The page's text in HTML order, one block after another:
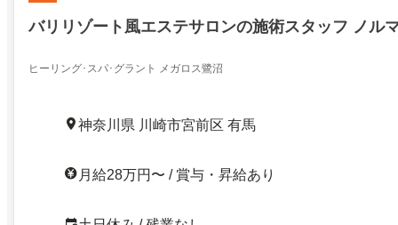
バリリゾート風エステサロンの施術スタッフ ノル
ヒーリング･スパ･グラント メガロス鷺沼
神奈川県 川崎市宮前区 有馬
月給28万円〜 / 賞与・昇給あり